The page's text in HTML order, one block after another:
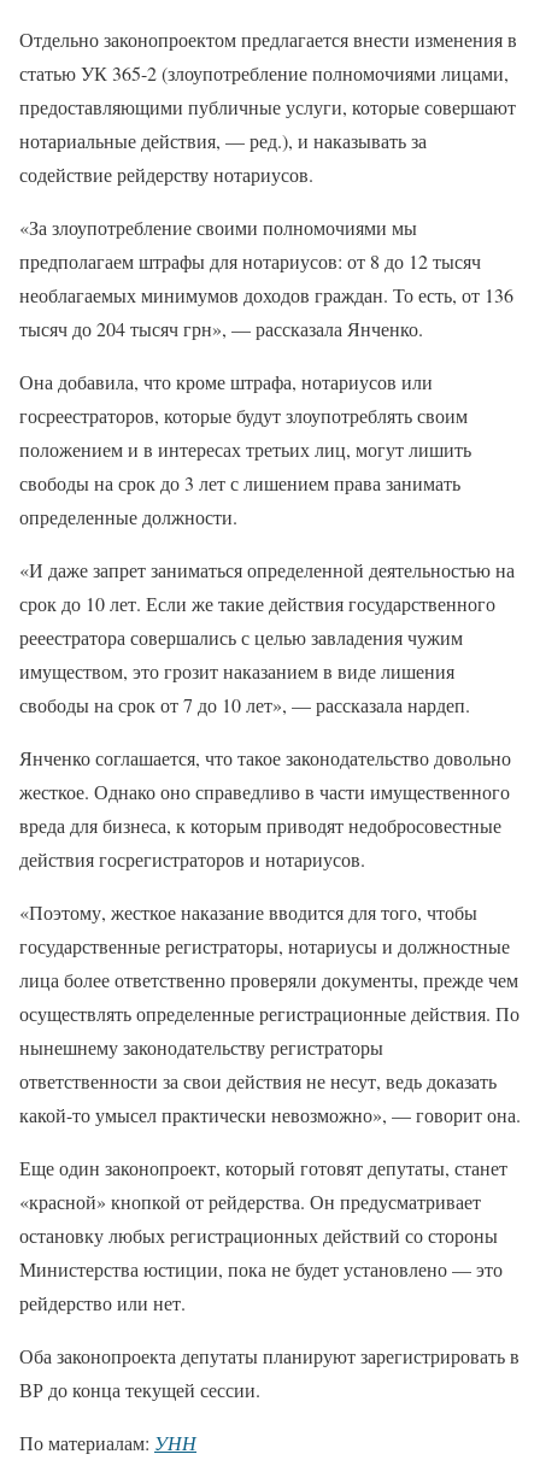
Отдельно законопроектом предлагается внести изменения в
статью УК 365-2 (злоупотребление полномочиями лицами,
предоставляющими публичные услуги, которые совершают
нотариальные действия, — ред.), и наказывать за
содействие рейдерству нотариусов.
«За злоупотребление своими полномочиями мы
предполагаем штрафы для нотариусов: от 8 до 12 тысяч
необлагаемых минимумов доходов граждан. То есть, от 136
тысяч до 204 тысяч грн», — рассказала Янченко.
Она добавила, что кроме штрафа, нотариусов или
госреестраторов, которые будут злоупотреблять своим
положением и в интересах третьих лиц, могут лишить
свободы на срок до 3 лет с лишением права занимать
определенные должности.
«И даже запрет заниматься определенной деятельностью на
срок до 10 лет. Если же такие действия государственного
рееестратора совершались с целью завладения чужим
имуществом, это грозит наказанием в виде лишения
свободы на срок от 7 до 10 лет», — рассказала нардеп.
Янченко соглашается, что такое законодательство довольно
жесткое. Однако оно справедливо в части имущественного
вреда для бизнеса, к которым приводят недобросовестные
действия госрегистраторов и нотариусов.
«Поэтому, жесткое наказание вводится для того, чтобы
государственные регистраторы, нотариусы и должностные
лица более ответственно проверяли документы, прежде чем
осуществлять определенные регистрационные действия. По
нынешнему законодательству регистраторы
ответственности за свои действия не несут, ведь доказать
какой-то умысел практически невозможно», — говорит она.
Еще один законопроект, который готовят депутаты, станет
«красной» кнопкой от рейдерства. Он предусматривает
остановку любых регистрационных действий со стороны
Министерства юстиции, пока не будет установлено — это
рейдерство или нет.
Оба законопроекта депутаты планируют зарегистрировать в
ВР до конца текущей сессии.
По материалам: УНН